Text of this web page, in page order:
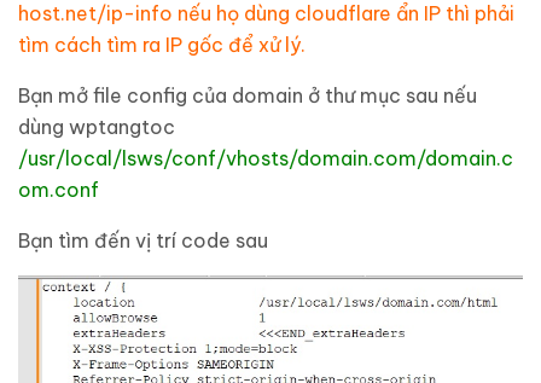
host.net/ip-info nếu họ dùng cloudflare ẩn IP thì phải
tìm cách tìm ra IP gốc để xử lý.
Bạn mở file config của domain ở thư mục sau nếu
dùng wptangtoc
/usr/local/lsws/conf/vhosts/domain.com/domain.c
om.conf
Bạn tìm đến vị trí code sau